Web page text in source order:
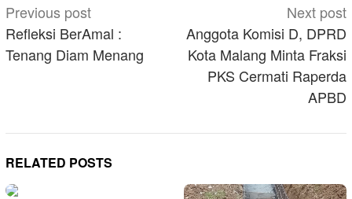
Post
navigation
Previous post
Refleksi BerAmal :
Tenang Diam Menang
Next post
Anggota Komisi D, DPRD
Kota Malang Minta Fraksi
PKS Cermati Raperda
APBD
RELATED POSTS